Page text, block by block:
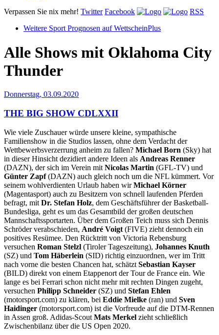
Verpassen Sie nix mehr! Twitter Facebook
RSS
Weitere Sport Prognosen auf WettscheinPlus
Alle Shows mit Oklahoma City
Thunder
Donnerstag, 03.09.2020
THE BIG SHOW CDLXXII
Wie viele Zuschauer würde unsere kleine, sympathische
Familienshow in die Studios lassen, ohne dem Verdacht der
Wettbewerbsverzerrung anheim zu fallen? Michael Born (Sky) hat
in dieser Hinsicht dezidiert andere Ideen als Andreas Renner
(DAZN), der sich im Verein mit Nicolas Martin (GFL-TV) und
Günter Zapf(DAZN) auch gleich noch um die NFL kümmert. Vor
seinem wohlverdienten Urlaub haben wirMichael Körner
(Magentasport) auch zu Besitzern von schnell laufenden Pferden
befragt, mit Dr. Stefan Holz, dem Geschäftsführer der Basketball-
Bundesliga, geht es um das Gesamtbild der großen deutschen
Mannschaftssportarten. Über dem Großen Teich muss sich Dennis
Schröder verabschieden, André Voigt (FIVE) zieht dennoch ein
positives Resümee. Den Rücktritt von Victoria Rebensburg
versuchen Roman Stelzl (Tiroler Tageszeitung), Johannes Knuth
(SZ) und Tom Häberlein (SID) richtig einzuordnen, wer im Tritt
nach vorne die besten Chancen hat, schätzt Sebastian Kayser
(BILD) direkt von einem Etappenort der Tour de France ein. Wie
lange es bei Ferrari schon nicht mehr mit rechten Dingen zugeht,
versuchen Philipp Schneider (SZ) und Stefan Ehlen
(motorsport.com) zu klären, bei Eddie Mielke (ran) und Sven
Haidinger (motorsport.com) ist die Vorfreude auf die DTM-Rennen
in Assen groß. Adidas-Scout Mats Merkel zieht schließlich
Zwischenbilanz über die US Open 2020.